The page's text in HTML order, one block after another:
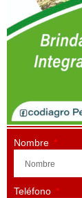
Nombre
Teléfono